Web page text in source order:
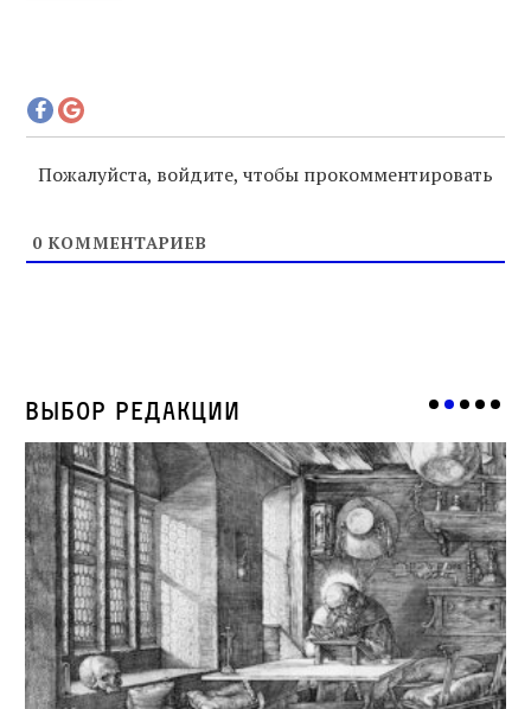
Пожалуйста, войдите, чтобы прокомментировать
0 КОММЕНТАРИЕВ
Выбор редакции